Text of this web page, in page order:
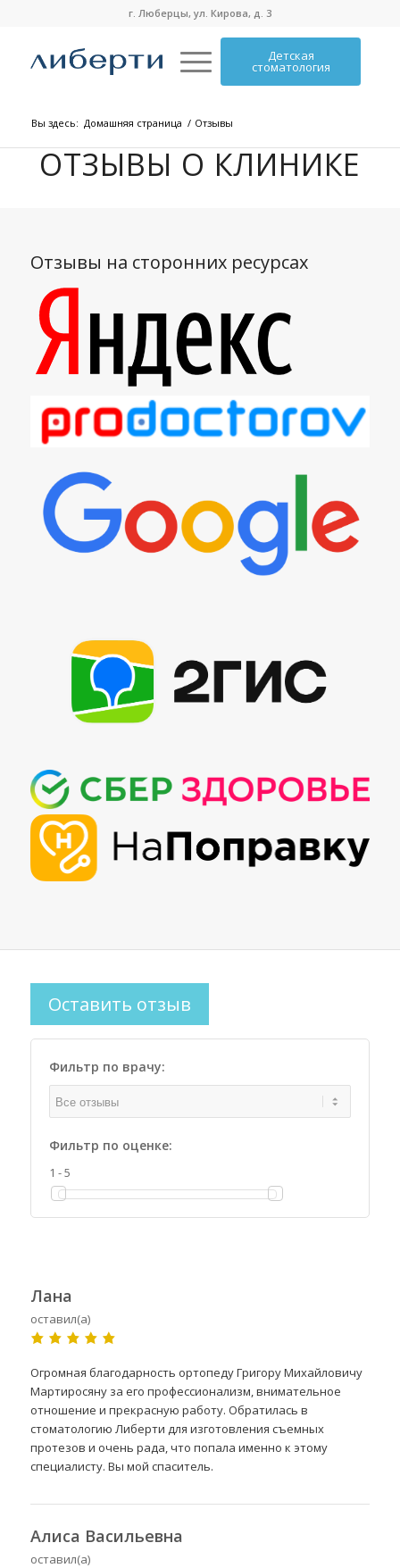
г. Люберцы, ул. Кирова, д. 3
Детская
стоматология
Вы здесь: Домашняя страница / Отзывы
ОТЗЫВЫ О КЛИНИКЕ
Отзывы на сторонних ресурсах
Оставить отзыв
Фильтр по врачу:
Фильтр по оценке:
1 - 5
Лана
оставил(а)
Огромная благодарность ортопеду Григору Михайловичу
Мартиросяну за его профессионализм, внимательное
отношение и прекрасную работу. Обратилась в
стоматологию Либерти для изготовления съемных
протезов и очень рада, что попала именно к этому
специалисту. Вы мой спаситель.
Алиса Васильевна
оставил(а)